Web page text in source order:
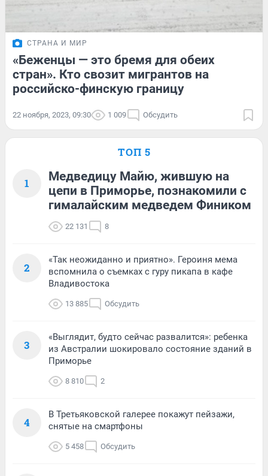
СТРАНА И МИР
«Беженцы — это бремя для обеих
стран». Кто свозит мигрантов на
российско-финскую границу
22 ноября, 2023, 09:30 1 009 Обсудить
ТОП 5
1
Медведицу Майю, жившую на
цепи в Приморье, познакомили с
гималайским медведем Фиником
22 131 8
2
«Так неожиданно и приятно». Героиня мема
вспомнила о съемках с гуру пикапа в кафе
Владивостока
13 885 Обсудить
3
«Выглядит, будто сейчас развалится»: ребенка
из Австралии шокировало состояние зданий в
Приморье
8 810 2
4
В Третьяковской галерее покажут пейзажи,
снятые на смартфоны
5 458 Обсудить